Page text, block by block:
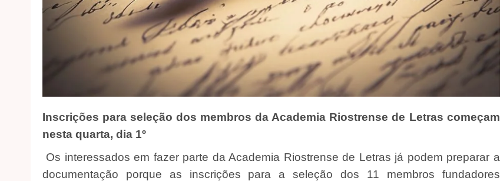
Inscrições para seleção dos membros da Academia Riostrense de Letras começam
nesta quarta, dia 1º
Os interessados em fazer parte da Academia Riostrense de Letras já podem preparar a
documentação porque as inscrições para a seleção dos 11 membros fundadores